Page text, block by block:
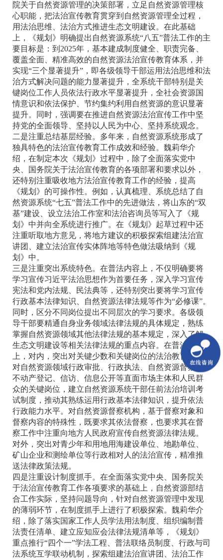
院关于自然资源管理的决策部署，立足自然资源管理核
心职能，把法治宣传教育贯穿到自然资源管理全过程，
用法治思维、法治方式推进生态文明建设。在此基础
上，《规划》明确提出自然资源系统“八五”普法工作的主
要目标是：到2025年，基本建成制度健全、职责完备、
覆盖全面、精准高效的自然资源法治宣传教育体系，并
实现“三个显著提升”，即各级领导干部运用法治思维和法
治方式解决问题的能力显著提升，全系统干部特别是关
键岗位工作人员依法行政水平显著提升，全社会资源国
情意识和依法保护、节约集约利用自然资源的意识显著
提升。同时，强调要在推进自然资源法治宣传工作中坚
持党的全面领导、坚持以人民为中心、坚持系统观念。
二是注重总结基层经验。多年来，自然资源系统形成了
独具特色的法治宣传教育工作成效和经验。魏莉华介
绍，在制定本次《规划》过程中，除了全面落实党中
央、国务院关于法治宣传教育的各项部署和要求以外，
还特别注重吸收地方法治宣传教育工作的经验，提高
《规划》的可操作性。例如，认真梳理、系统总结了自
然资源系统“七五”普法工作中的先进做法，将山东的“双
基”建设、设立法治工作室和法治咨询员等写入了《规
划》中并向全系统进行推广。在《规划》起草过程中还
注重听取地方意见，将地方建议的积极探索组建法治宣
讲团、建立法治宣传实体阵地等特色做法吸纳到《规
划》中。
三是注重突出系统特色。在普法内容上，不仅明确要将
学习宣传习近平法治思想作为首要任务，深入学习宣传
宪法和党内法规、民法典等，还特别突出要将学习宣传
行政基本法律知识、自然资源法律法规等作为“必修课”。
同时，区分不同岗位提出不同层次的学习要求。各级领
导干部要精通自身业务领域法律法规的具体规定，熟练
掌握自然资源领域其他法律法规的基本规定，深入了解
生态文明建设等相关法律法规的重点内容。在普法对象
上，对内，突出对关键少数和关键岗位的法治教育。针
对自然资源领域行政审批、行政执法、自然资源督察、
不动产登记、信访、信息公开等直面市场主体和人民群
众的关键岗位，建立自然资源系统干部任前法治培训考
试制度，推动其熟练运用行政基本法律知识，提升依法
行政能力水平。对自然资源督察机构，基于督察对象和
督察内容的特殊性，既要求其依法督察，也要求其在督
察工作中注重向地方人民政府宣传自然资源法律法规。
对外，突出对青少年和用地用海建设单位、地勘单位、
矿山企业和测绘单位等行政相对人的法治宣传，精准推
送法律政策法规。
四是注重设计制度抓手。在全面落实党中央、国务院关
于法治宣传教育工作各项要求的基础上，自然资源部结
合工作实际，坚持问题导向，针对自然资源管理中发现
的薄弱环节，在制度抓手上进行了积极探索。魏莉华介
绍，除了落实国家工作人员学法用法制度、组织编制普
法责任清单、建立应知应会法律法规清单等，《规划》
重点推行“四个一”学法工程、普法联络员制度、行政与司
法系统互学联动机制，探索组建法治宣讲团、法治工作